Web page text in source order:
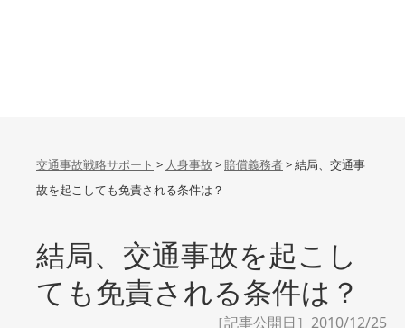
交通事故戦略サポート > 人身事故 > 賠償義務者>結局、交通事
故を起こしても免責される条件は？
結局、交通事故を起こし
ても免責される条件は？
［記事公開日］2010/12/25